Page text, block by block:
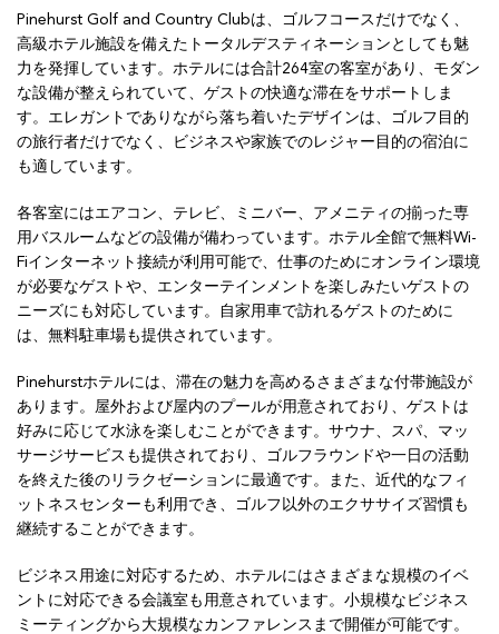
Pinehurst Golf and Country Clubは、ゴルフコースだけでなく、
高級ホテル施設を備えたトータルデスティネーションとしても魅
力を発揮しています。ホテルには合計264室の客室があり、モダン
な設備が整えられていて、ゲストの快適な滞在をサポートしま
す。エレガントでありながら落ち着いたデザインは、ゴルフ目的
の旅行者だけでなく、ビジネスや家族でのレジャー目的の宿泊に
も適しています。
各客室にはエアコン、テレビ、ミニバー、アメニティの揃った専
用バスルームなどの設備が備わっています。ホテル全館で無料Wi-
Fiインターネット接続が利用可能で、仕事のためにオンライン環境
が必要なゲストや、エンターテインメントを楽しみたいゲストの
ニーズにも対応しています。自家用車で訪れるゲストのために
は、無料駐車場も提供されています。
Pinehurstホテルには、滞在の魅力を高めるさまざまな付帯施設が
あります。屋外および屋内のプールが用意されており、ゲストは
好みに応じて水泳を楽しむことができます。サウナ、スパ、マッ
サージサービスも提供されており、ゴルフラウンドや一日の活動
を終えた後のリラクゼーションに最適です。また、近代的なフィ
ットネスセンターも利用でき、ゴルフ以外のエクササイズ習慣も
継続することができます。
ビジネス用途に対応するため、ホテルにはさまざまな規模のイベ
ントに対応できる会議室も用意されています。小規模なビジネス
ミーティングから大規模なカンファレンスまで開催が可能です。